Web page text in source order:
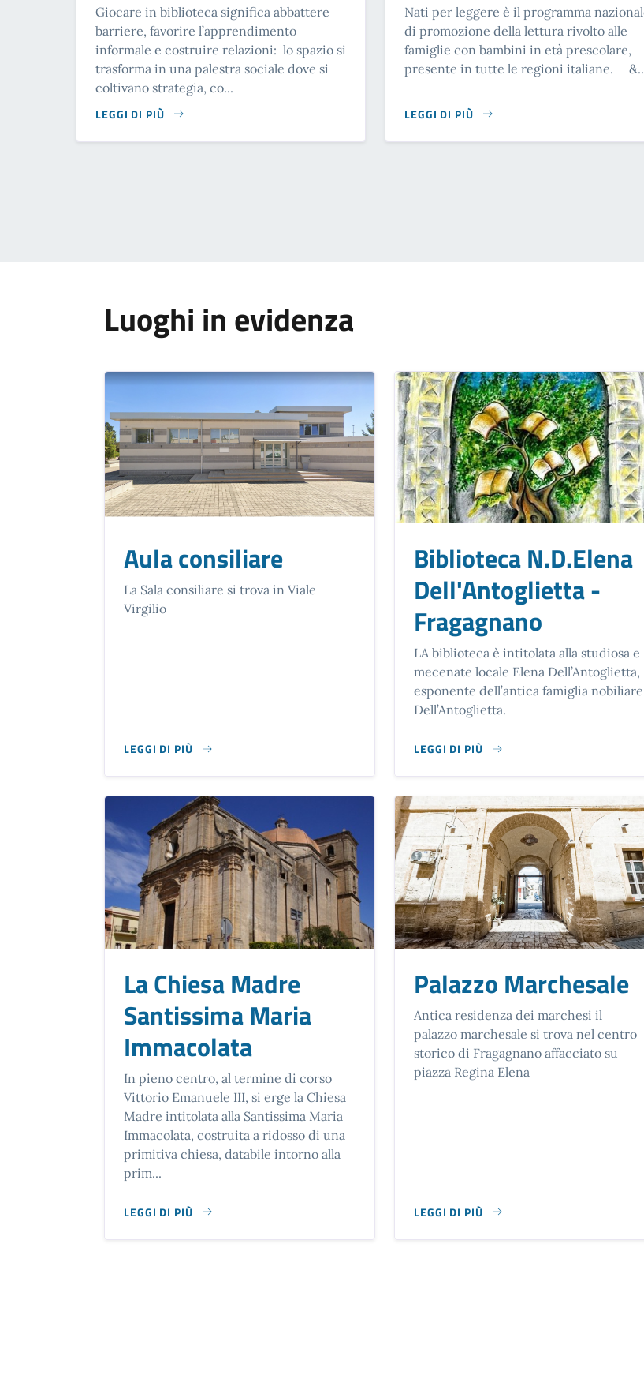
Giocare in biblioteca significa abbattere
barriere, favorire l’apprendimento
informale e costruire relazioni: lo spazio si
trasforma in una palestra sociale dove si
coltivano strategia, co...
LEGGI DI PIÙ
SU BIBLIOGAME NIGHT
Nati per leggere è il programma
di promozione della lettura rivolto alle
famiglie con bambini in età prescolare,
presente in tutte le regioni italiane.
LEGGI DI PIÙ
SU UN MONDO DI STORIE
Luoghi in evidenza
Aula consiliare
La Sala consiliare si trova in Viale
Virgilio
LEGGI DI PIÙ
SU AULA CONSILIARE
Biblioteca N.D.Elena
Dell'Antoglietta -
Fragagnano
LA biblioteca è intitolata alla studiosa e
mecenate locale Elena Dell’Antoglietta,
esponente dell’antica famiglia nobiliare
Dell’Antoglietta.
LEGGI DI PIÙ
SU BIBLIOTECA N.D.ELENA
La Chiesa Madre
Santissima Maria
Immacolata
In pieno centro, al termine di corso
Vittorio Emanuele III, si erge la Chiesa
Madre intitolata alla Santissima Maria
Immacolata, costruita a ridosso di una
primitiva chiesa, databile intorno alla
prim...
LEGGI DI PIÙ
SU LA CHIESA MADRE SANTISSIMA MARIA IMMACOLATA
Palazzo Marchesale
Antica residenza dei marchesi il
palazzo marchesale si trova nel centro
storico di Fragagnano affacciato su
piazza Regina Elena
LEGGI DI PIÙ
SU PALAZZO MARCHESALE